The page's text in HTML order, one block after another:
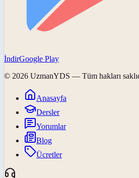
İndirGoogle Play
© 2026 UzmanYDS — Tüm hakları
Anasayfa
Dersler
Yorumlar
Blog
Ücretler